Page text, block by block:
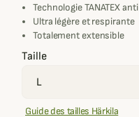
Technologie TANATEX
Ultra légère et respirante
Totalement extensible
Taille
Guide des tailles Härkila